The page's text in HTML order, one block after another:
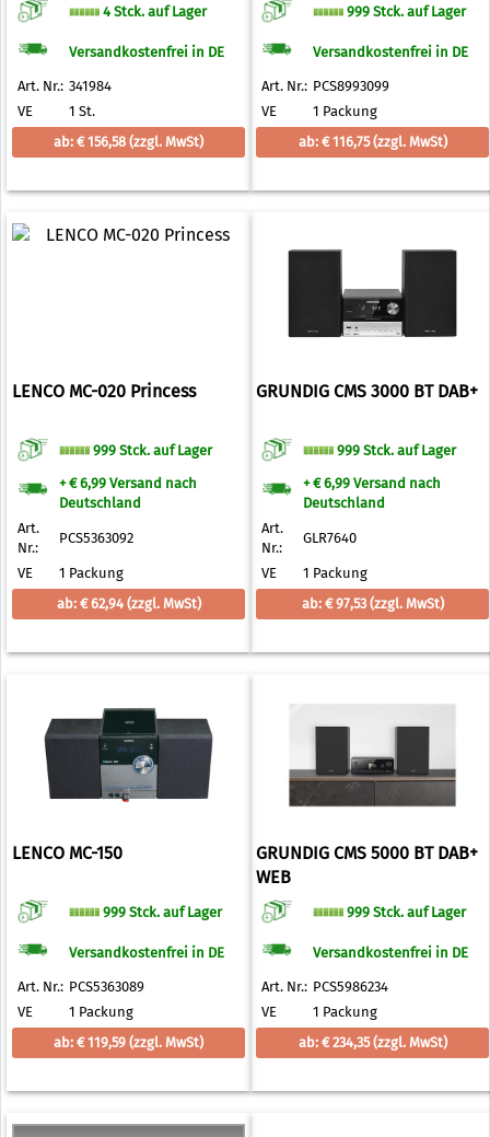
4 Stck. auf Lager
Versandkostenfrei in DE
Art. Nr.: 341984
VE
1 St.
ab: € 156,58 (zzgl. MwSt)
999 Stck. auf Lager
Versandkostenfrei in DE
Art. Nr.: PCS8993099
VE
1 Packung
ab: € 116,75(zzgl. MwSt)
LENCO MC-020 Princess
999 Stck. auf Lager
+ € 6,99 Versand nach
Deutschland
Art.
Nr.:
PCS5363092
VE
1 Packung
ab: € 62,94 (zzgl. MwSt)
GRUNDIG CMS 3000 BT DAB+
999 Stck. auf Lager
+ € 6,99 Versand nach
Deutschland
Art.
Nr.:
GLR7640
VE
1 Packung
ab: € 97,53(zzgl. MwSt)
LENCO MC-150
999 Stck. auf Lager
Versandkostenfrei in DE
Art. Nr.: PCS5363089
VE
1 Packung
ab: € 119,59 (zzgl. MwSt)
GRUNDIG CMS 5000 BT DAB+
WEB
999 Stck. auf Lager
Versandkostenfrei in DE
Art. Nr.: PCS5986234
VE
1 Packung
ab: € 234,35(zzgl. MwSt)